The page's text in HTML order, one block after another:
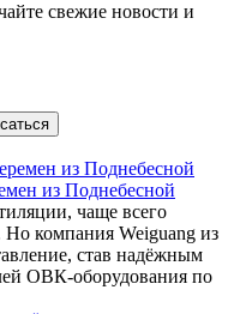
свежие новости и
из Поднебесной
чаще всего
компания Weiguang из
став надёжным
ОВК-оборудования по